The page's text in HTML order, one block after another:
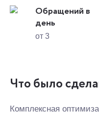
Обращений в
день
от 3
Что было
Комплексная